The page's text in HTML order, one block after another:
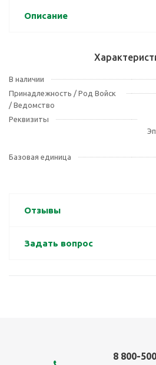
Описание
В наличии
Принадлежность / Род Войск
/ Ведомство
Реквизиты
Базовая единица
Отзывы
Задать вопрос
8 800-500-